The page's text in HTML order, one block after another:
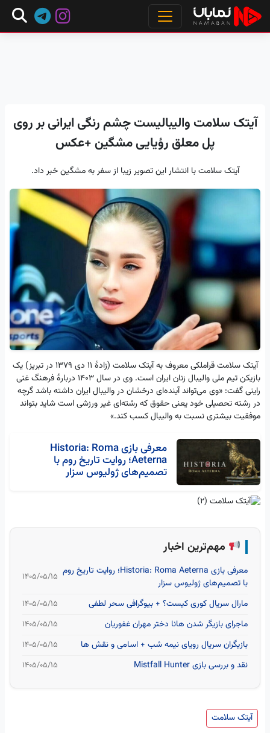
آیتک سلامت والیبالیست چشم رنگی ایرانی بر روی
پل معلق رؤیایی مشگین +عکس
آیتک سلامت با انتشار این تصویر زیبا از سفر به مشگین خبر داد.
آیتک سلامت قراملکی معروف به آیتک سلامت (زادهٔ 11 دی 1379 در تبریز) یک
بازیکن تیم ملی والیبال زنان ایران است. وی در سال 1403 دربارهٔ فرهنگ غنی
راینی گفت: «وی می‌تواند آینده‌ای درخشان در والیبال ایران داشته باشد گرچه
در رشته تحصیلی خود یعنی حقوق که رشته‌ای غیر ورزشی است شاید بتواند
موفقیت بیشتری نسبت به والیبال کسب کند.»
معرفی بازی Historia: Roma
Aeterna؛ روایت تاریخ روم با
تصمیم‌های ژولیوس سزار
مهم‌ترین اخبار
معرفی بازی Historia: Roma Aeterna؛ روایت تاریخ روم
با تصمیم‌های ژولیوس سزار
۱۴۰۵/۰۵/۱۵
مارال سریال کوری کیست؟ + بیوگرافی سحر لطفی ۱۴۰۵/۰۵/۱۵
ماجرای بازیگر شدن هانا دختر مهران غفوریان ۱۴۰۵/۰۵/۱۵
بازیگران سریال رویای نیمه شب + اسامی و نقش ها ۱۴۰۵/۰۵/۱۵
نقد و بررسی بازی Mistfall Hunter ۱۴۰۵/۰۵/۱۵
آیتک سلامت